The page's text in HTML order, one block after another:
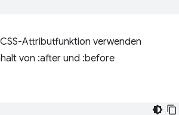
Attributfunktion verwenden
von :after und :before